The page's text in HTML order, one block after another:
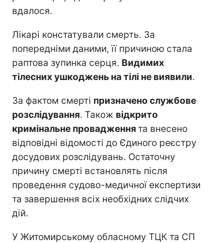
вдалося.
Лікарі констатували смерть. За
попередніми даними, її причиною стала
раптова зупинка серця. Видимих
тілесних ушкоджень на тілі не виявили.
За фактом смерті призначено службове
розслідування. Також відкрито
кримінальне провадження та внесено
відповідні відомості до Єдиного реєстру
досудових розслідувань. Остаточну
причину смерті встановлять після
проведення судово-медичної експертизи
та завершення всіх необхідних слідчих
дій.
У Житомирському обласному ТЦК та СП